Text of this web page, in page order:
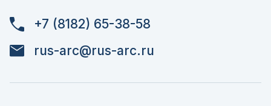
+7 (8182) 65-38-58
rus-arc@rus-arc.ru